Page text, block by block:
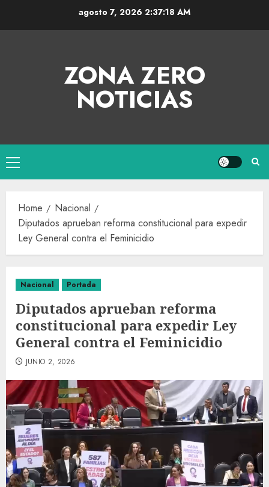
agosto 7, 2026 2:37:18 AM
ZONA ZERO
NOTICIAS
Home
Nacional
Diputados aprueban reforma constitucional para expedir
Ley General contra el Feminicidio
Nacional Portada
Diputados aprueban reforma
constitucional para expedir Ley
General contra el Feminicidio
JUNIO 2, 2026